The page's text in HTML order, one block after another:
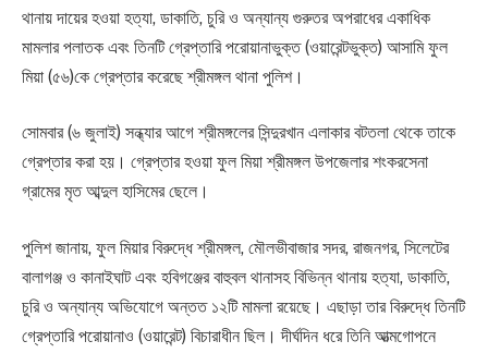
থানায় দায়ের হওয়া হত্যা, ডাকাতি, চুরি ও অন্যান্য গুরুতর অপরাধের একাধিক
মামলার পলাতক এবং তিনটি গ্রেপ্তারি পরোয়ানাভুক্ত (ওয়ারেন্টভুক্ত) আসামি ফুল
মিয়া (৫৬)কে গ্রেপ্তার করেছে শ্রীমঙ্গল থানা পুলিশ।
সোমবার (৬ জুলাই) সন্ধ্যার আগে শ্রীমঙ্গলের সিন্দুরখান এলাকার বটতলা থেকে তাকে
গ্রেপ্তার করা হয়। গ্রেপ্তার হওয়া ফুল মিয়া শ্রীমঙ্গল উপজেলার শংকরসেনা
গ্রামের মৃত আব্দুল হাসিমের ছেলে।
পুলিশ জানায়, ফুল মিয়ার বিরুদ্ধে শ্রীমঙ্গল, মৌলভীবাজার সদর, রাজনগর, সিলেটের
বালাগঞ্জ ও কানাইঘাট এবং হবিগঞ্জের বাহুবল থানাসহ বিভিন্ন থানায় হত্যা, ডাকাতি,
চুরি ও অন্যান্য অভিযোগে অন্তত ১২টি মামলা রয়েছে। এছাড়া তার বিরুদ্ধে তিনটি
গ্রেপ্তারি পরোয়ানাও (ওয়ারেন্ট) বিচারাধীন ছিল। দীর্ঘদিন ধরে তিনি আত্মগোপনে